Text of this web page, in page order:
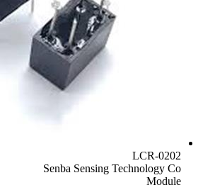
LCR-0202
Senba Sensing Technology Co
Module